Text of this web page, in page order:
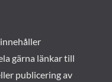
gärna länkar till
publicering av